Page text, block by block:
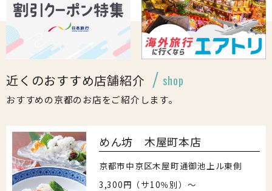
近くのおすすめ店舗紹介 shop
おすすめの京都のお店をご紹介します。
めん坊 木屋町本店
京都市中京区木屋町通御池上ル東側
3,300円（サ10％別）～